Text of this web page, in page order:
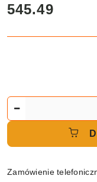
cena:
545.49
Zamówienie